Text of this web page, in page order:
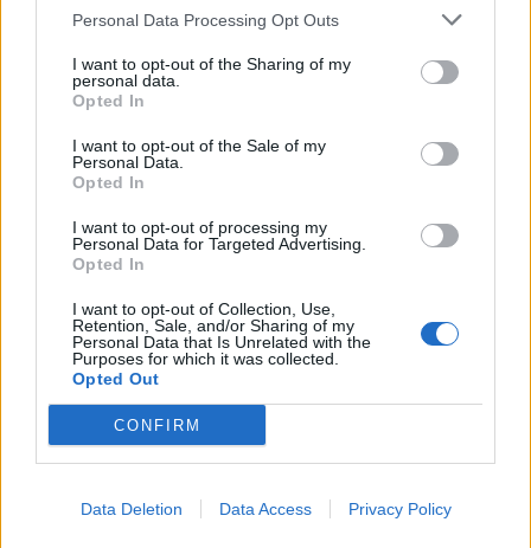
Personal Data Processing Opt Outs
I want to opt-out of the Sharing of my
personal data.
Opted In
I want to opt-out of the Sale of my
Personal Data.
Opted In
I want to opt-out of processing my
Personal Data for Targeted Advertising.
Opted In
I want to opt-out of Collection, Use,
Retention, Sale, and/or Sharing of my
Personal Data that Is Unrelated with the
Purposes for which it was collected.
Opted Out
CONFIRM
Data Deletion Data Access Privacy Policy